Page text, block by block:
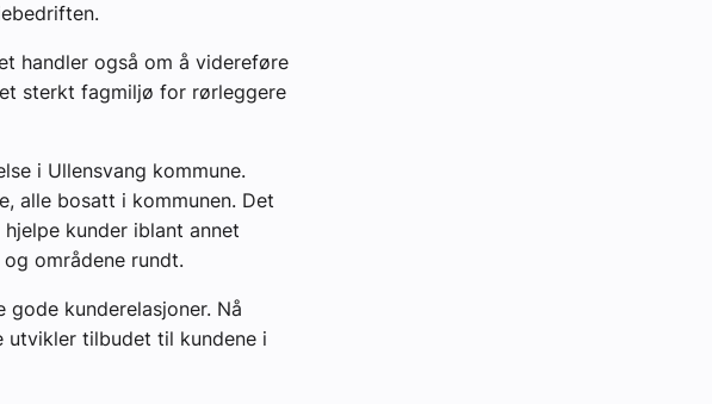
handler også om å videreføre
sterkt fagmiljø for rørleggere
i Ullensvang kommune.
alle bosatt i kommunen. Det
kunder iblant annet
områdene rundt.
kunderelasjoner. Nå
utvikler tilbudet til kundene i